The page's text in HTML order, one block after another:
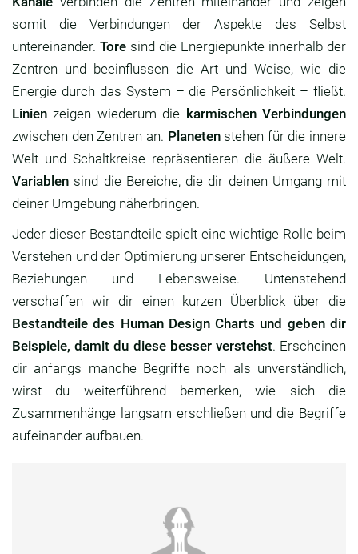
somit die Verbindungen der Aspekte des Selbst
untereinander. Tore sind die Energiepunkte innerhalb der
Zentren und beeinflussen die Art und Weise, wie die
Energie durch das System – die Persönlichkeit – fließt.
Linien zeigen wiederum die karmischen Verbindungen
zwischen den Zentren an. Planetenstehen für die innere
Welt und Schaltkreise repräsentieren die äußere Welt.
Variablen sind die Bereiche, die dir deinen Umgang mit
deiner Umgebung näherbringen.
Jeder dieser Bestandteile spielt eine wichtige Rolle beim
Verstehen und der Optimierung unserer Entscheidungen,
Beziehungen und Lebensweise. Untenstehend
verschaffen wir dir einen kurzen Überblick über die
Bestandteile des Human Design Charts und geben dir
Beispiele, damit du diese besser verstehst. Erscheinen
dir anfangs manche Begriffe noch als unverständlich,
wirst du weiterführend bemerken, wie sich die
Zusammenhänge langsam erschließen und die Begriffe
aufeinander aufbauen.